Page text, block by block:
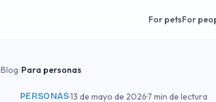
For petsFor
Blog/Para personas
PERSONAS·13 de mayo de 2026·7 min de lectura